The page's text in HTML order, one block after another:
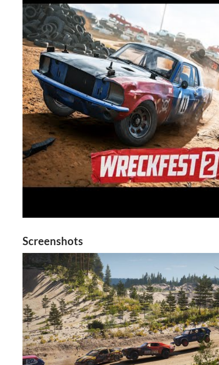
Screenshots